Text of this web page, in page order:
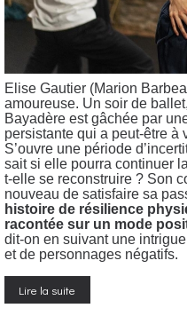
Elise Gautier (Marion
amoureuse. Un soir de
Bayadère est gâchée par
persistante qui a peut-être
S’ouvre une période
sait si elle pourra continuer
t-elle se reconstruire ? Son
nouveau de satisfaire sa
histoire de résilience
racontée sur un mode
dit-on en suivant une
et de personnages négatifs.
Lire la suite